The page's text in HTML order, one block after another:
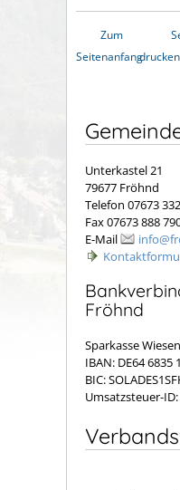
Zum
Seitenanfangdrucken
Unterkastel 21
79677 Fröhnd
Telefon 07673 332
Fax 07673 888
E-Mail
Fröhnd
Sparkasse
IBAN: DE64 6835
BIC:
Umsatzsteuer-ID: